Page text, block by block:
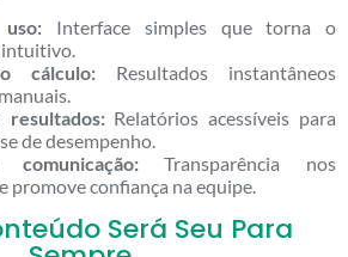
Interface simples que torna o
cálculo: Resultados instantâneos
Relatórios acessíveis para
de desempenho.
Transparência nos
promove confiança na equipe.
Será Seu Para